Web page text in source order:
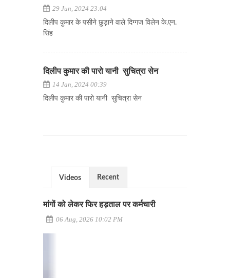
29 Jun, 2024 23:04
दिलीप कुमार के पसीने छुड़ाने वाले दिग्गज विलेन के.एन.
सिंह
दिलीप कुमार की पारो यानी सुचित्रा सेन
14 Jan, 2024 00:39
दिलीप कुमार की पारो यानी सुचित्रा सेन
Videos Recent
मांगों को लेकर फिर हड़ताल पर कर्मचारी
06 Aug, 2026 10:02 PM